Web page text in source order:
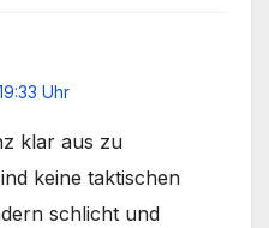
Uhr
klar aus zu
keine taktischen
schlicht und